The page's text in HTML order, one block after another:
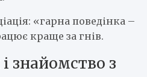
«гарна поведінка –
краще за гнів.
і знайомство з